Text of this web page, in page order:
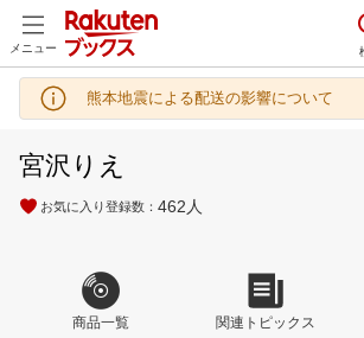
メニュー
熊本地震による配送の影響について
宮沢りえ
お気に入り登録数： 462 人
商品一覧 関連トピックス